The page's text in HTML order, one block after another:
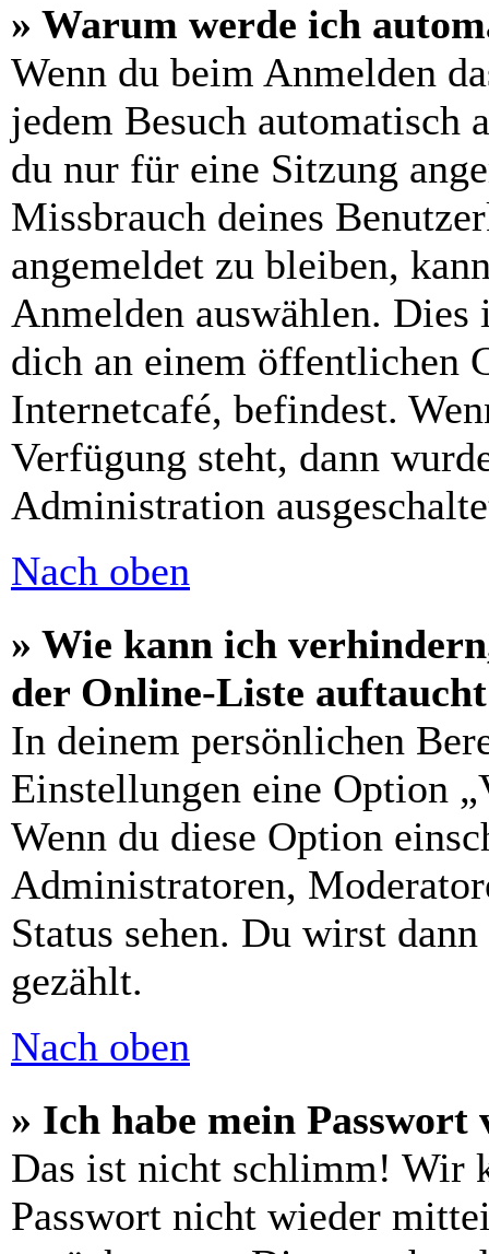
» Warum werde ich
Wenn du beim Anmelden
jedem Besuch automatisch
du nur für eine Sitzung
Missbrauch deines
angemeldet zu bleiben,
Anmelden auswählen.
dich an einem öffentlichen
Internetcafé, befindest.
Verfügung steht, dann
Administration
Nach oben
» Wie kann ich
der Online-Liste
In deinem persönlichen
Einstellungen eine Option
Wenn du diese Option
Administratoren,
Status sehen. Du wirst
gezählt.
Nach oben
» Ich habe mein Passwort
Das ist nicht schlimm! Wir
Passwort nicht wieder